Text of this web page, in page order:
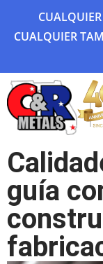
CUALQUIER
guía